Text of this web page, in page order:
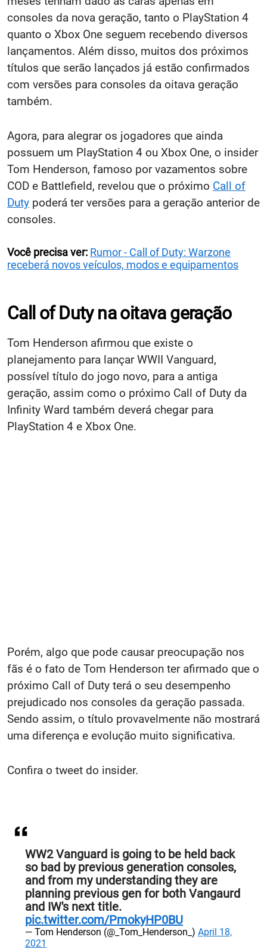
consoles da nova geração, tanto o PlayStation 4
quanto o Xbox One seguem recebendo diversos
lançamentos. Além disso, muitos dos próximos
títulos que serão lançados já estão confirmados
com versões para consoles da oitava geração
também.
Agora, para alegrar os jogadores que ainda
possuem um PlayStation 4 ou Xbox One, o insider
Tom Henderson, famoso por vazamentos sobre
COD e Battlefield, revelou que o próximo Call of
Duty poderá ter versões para a geração anterior de
consoles.
Você precisa ver: Rumor - Call of Duty: Warzone
receberá novos veículos, modos e equipamentos
Call of Duty na oitava geração
Tom Henderson afirmou que existe o
planejamento para lançar WWII Vanguard,
possível título do jogo novo, para a antiga
geração, assim como o próximo Call of Duty da
Infinity Ward também deverá chegar para
PlayStation 4 e Xbox One.
Porém, algo que pode causar preocupação nos
fãs é o fato de Tom Henderson ter afirmado que o
próximo Call of Duty terá o seu desempenho
prejudicado nos consoles da geração passada.
Sendo assim, o título provavelmente não mostrará
uma diferença e evolução muito significativa.
Confira o tweet do insider.
WW2 Vanguard is going to be held back
so bad by previous generation consoles,
and from my understanding they are
planning previous gen for both Vangaurd
and IW's next title.
pic.twitter.com/PmokyHP0BU
— Tom Henderson (@_Tom_Henderson_) April 18,
2021